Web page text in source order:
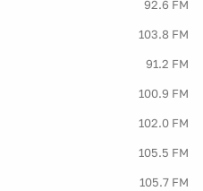
92.6 FM
103.8 FM
91.2 FM
100.9 FM
102.0 FM
105.5 FM
105.7 FM